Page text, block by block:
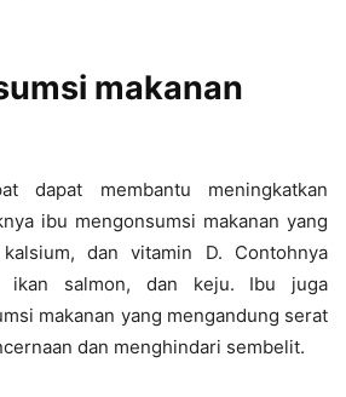
makanan
dapat membantu meningkatkan
ibu mengonsumsi makanan yang
dan vitamin D. Contohnya
ikan salmon, dan keju. Ibu juga
makanan yang mengandung serat
dan menghindari sembelit.